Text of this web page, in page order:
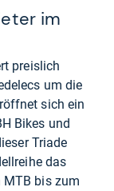
im
preislich
um die
sich ein
Bikes und
Triade
das
bis zum